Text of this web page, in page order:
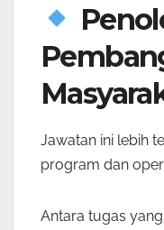
Jawatan ini lebih
program dan
Antara tugas